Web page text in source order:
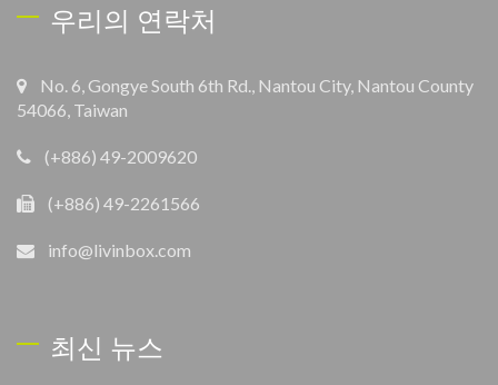
우리의 연락처
No. 6, Gongye South 6th Rd., Nantou City, Nantou County
54066, Taiwan
(+886) 49-2009620
(+886) 49-2261566
info@livinbox.com
최신 뉴스